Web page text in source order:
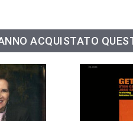
ACQUISTATO